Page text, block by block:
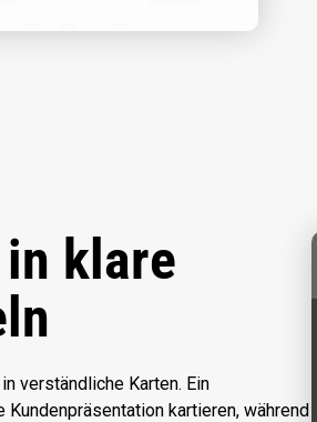
klare
verständliche Karten. Ein
kartieren, während